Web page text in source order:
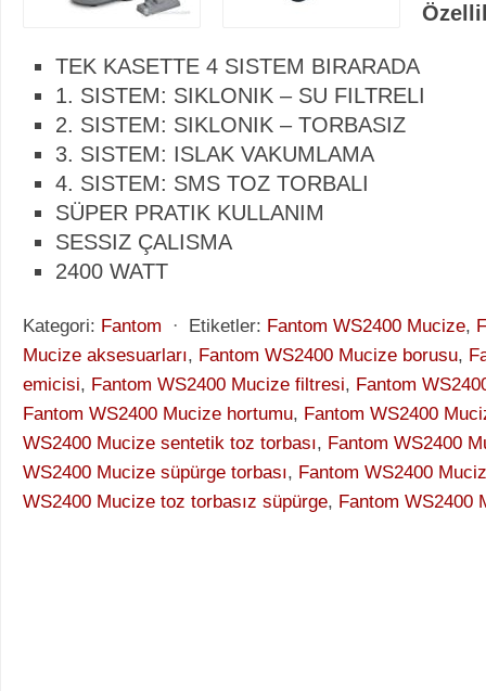
TEK KASETTE 4 SISTEM BIRARADA
1. SISTEM: SIKLONIK – SU FILTRELI
2. SISTEM: SIKLONIK – TORBASIZ
3. SISTEM: ISLAK VAKUMLAMA
4. SISTEM: SMS TOZ TORBALI
SÜPER PRATIK KULLANIM
SESSIZ ÇALISMA
2400 WATT
Kategori: Fantom ⋅ Etiketler: Fantom WS2400 Mucize,
Mucize aksesuarları, Fantom WS2400 Mucize borusu,
emicisi, Fantom WS2400 Mucize filtresi, Fantom
Fantom WS2400 Mucize hortumu, Fantom WS2400
WS2400 Mucize sentetik toz torbası, Fantom WS2400
WS2400 Mucize süpürge torbası, Fantom WS2400
WS2400 Mucize toz torbasız süpürge, Fantom WS2400